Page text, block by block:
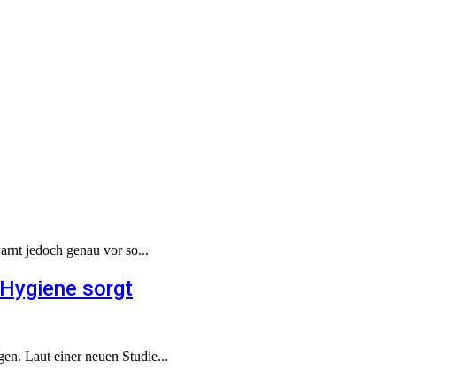
jedoch genau vor so...
sorgt
Laut einer neuen Studie...